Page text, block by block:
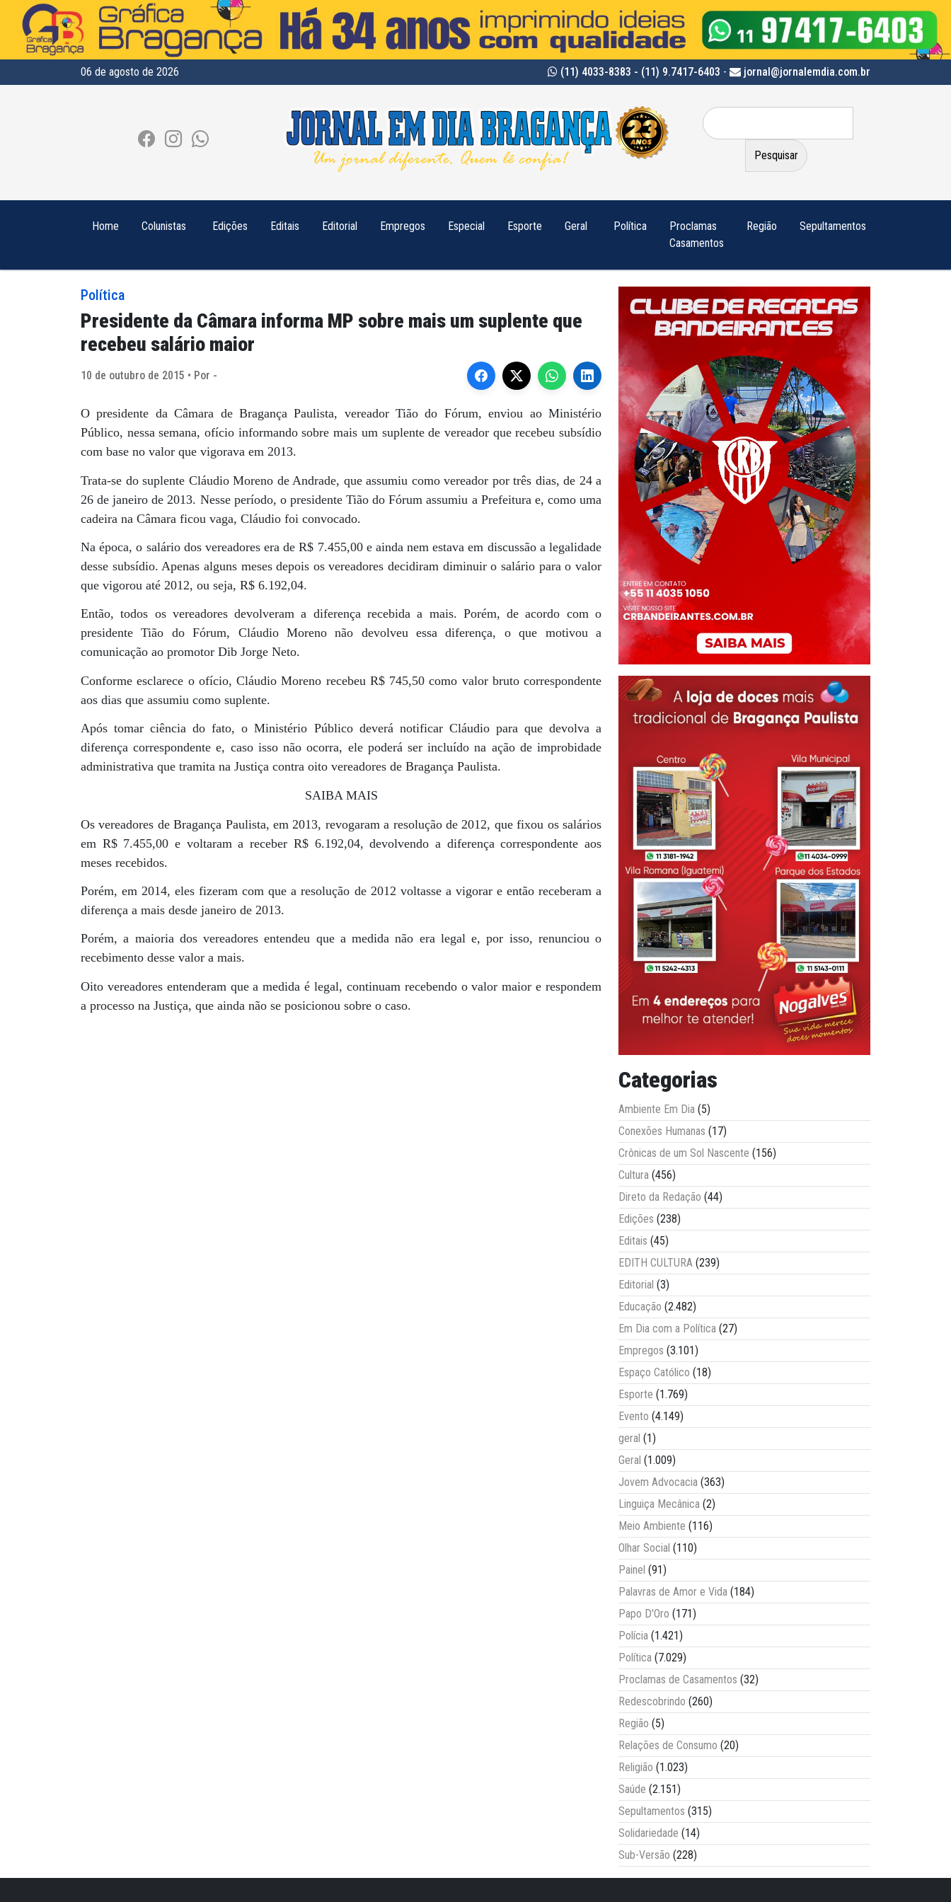
06 de agosto de 2026 (11) 4033-8383 - (11) 9.7417-6403 - jornal@jornalemdia.com.br
Pesquisar
por:
Home Colunistas Edições Editais Editorial Empregos Especial Esporte Geral Política
Proclamas
Casamentos
Região Sepultamentos
Política
Presidente da Câmara informa MP sobre mais um suplente que
recebeu salário maior
10 de outubro de 2015 • Por -
O presidente da Câmara de Bragança Paulista, vereador Tião do Fórum, enviou ao Ministério
Público, nessa semana, ofício informando sobre mais um suplente de vereador que recebeu subsídio
com base no valor que vigorava em 2013.
Trata-se do suplente Cláudio Moreno de Andrade, que assumiu como vereador por três dias, de 24 a
26 de janeiro de 2013. Nesse período, o presidente Tião do Fórum assumiu a Prefeitura e, como uma
cadeira na Câmara ficou vaga, Cláudio foi convocado.
Na época, o salário dos vereadores era de R$ 7.455,00 e ainda nem estava em discussão a legalidade
desse subsídio. Apenas alguns meses depois os vereadores decidiram diminuir o salário para o valor
que vigorou até 2012, ou seja, R$ 6.192,04.
Então, todos os vereadores devolveram a diferença recebida a mais. Porém, de acordo com o
presidente Tião do Fórum, Cláudio Moreno não devolveu essa diferença, o que motivou a
comunicação ao promotor Dib Jorge Neto.
Conforme esclarece o ofício, Cláudio Moreno recebeu R$ 745,50 como valor bruto correspondente
aos dias que assumiu como suplente.
Após tomar ciência do fato, o Ministério Público deverá notificar Cláudio para que devolva a
diferença correspondente e, caso isso não ocorra, ele poderá ser incluído na ação de improbidade
administrativa que tramita na Justiça contra oito vereadores de Bragança Paulista.
SAIBA MAIS
Os vereadores de Bragança Paulista, em 2013, revogaram a resolução de 2012, que fixou os salários
em R$ 7.455,00 e voltaram a receber R$ 6.192,04, devolvendo a diferença correspondente aos
meses recebidos.
Porém, em 2014, eles fizeram com que a resolução de 2012 voltasse a vigorar e então receberam a
diferença a mais desde janeiro de 2013.
Porém, a maioria dos vereadores entendeu que a medida não era legal e, por isso, renunciou o
recebimento desse valor a mais.
Oito vereadores entenderam que a medida é legal, continuam recebendo o valor maior e respondem
a processo na Justiça, que ainda não se posicionou sobre o caso.
Categorias
Ambiente Em Dia (5)
Conexões Humanas (17)
Crônicas de um Sol Nascente (156)
Cultura (456)
Direto da Redação (44)
Edições (238)
Editais (45)
EDITH CULTURA (239)
Editorial (3)
Educação (2.482)
Em Dia com a Política (27)
Empregos (3.101)
Espaço Católico (18)
Esporte (1.769)
Evento (4.149)
geral (1)
Geral (1.009)
Jovem Advocacia (363)
Linguiça Mecânica (2)
Meio Ambiente (116)
Olhar Social (110)
Painel (91)
Palavras de Amor e Vida (184)
Papo D'Oro (171)
Polícia (1.421)
Política (7.029)
Proclamas de Casamentos (32)
Redescobrindo (260)
Região (5)
Relações de Consumo (20)
Religião (1.023)
Saúde (2.151)
Sepultamentos (315)
Solidariedade (14)
Sub-Versão (228)